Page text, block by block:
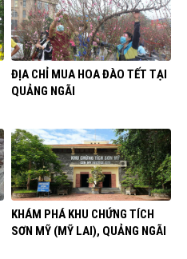
ĐỊA CHỈ MUA HOA ĐÀO TẾT TẠI
QUẢNG NGÃI
KHÁM PHÁ KHU CHỨNG TÍCH
SƠN MỸ (MỸ LAI), QUẢNG NGÃI